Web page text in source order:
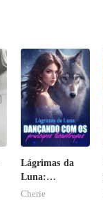
Lágrimas da
Luna:
Dançando com
Cherie